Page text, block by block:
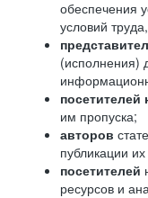
обеспечения
условий
(исполнения)
им пропуска;
авторов
публикации
посетителей
ресурсов и